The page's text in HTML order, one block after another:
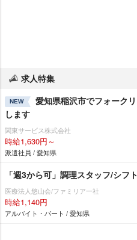
求人特集
NEW
愛知県稲沢市でフォーク
します
関東サービス株式会社
時給1,630円～
派遣社員 / 愛知県
「週3から可」調理スタッフ/シフ
医療法人悠山会/ファミリア一社
時給1,140円
アルバイト・パート / 愛知県